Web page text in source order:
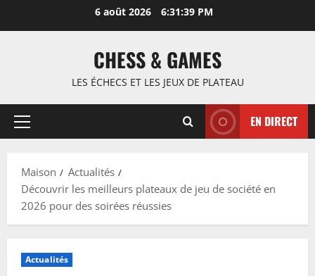
6 août 2026 6:31:40 PM
CHESS & GAMES
LES ÉCHECS ET LES JEUX DE PLATEAU
Menu
EN DIRECT
Maison
Actualités
Découvrir les meilleurs plateaux de jeu de société en
2026 pour des soirées réussies
Actualités